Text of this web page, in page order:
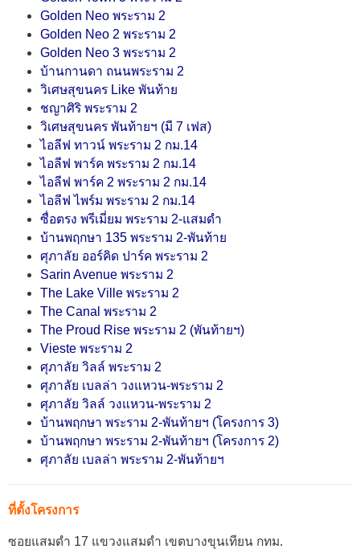
Golden Neo พระราม 2
Golden Neo 2 พระราม 2
Golden Neo 3 พระราม 2
บ้านกานดา ถนนพระราม 2
วิเศษสุขนคร Like พันท้าย
ชญาศิริ พระราม 2
วิเศษสุขนคร พันท้ายฯ (มี 7 เฟส)
ไอลีฟ ทาวน์ พระราม 2 กม.14
ไอลีฟ พาร์ค พระราม 2 กม.14
ไอลีฟ พาร์ค 2 พระราม 2 กม.14
ไอลีฟ ไพร์ม พระราม 2 กม.14
ซื่อตรง พรีเมี่ยม พระราม 2-แสมดำ
บ้านพฤกษา 135 พระราม 2-พันท้าย
ศุภาลัย ออร์คิด ปาร์ค พระราม 2
Sarin Avenue พระราม 2
The Lake Ville พระราม 2
The Canal พระราม 2
The Proud Rise พระราม 2 (พันท้ายฯ)
Vieste พระราม 2
ศุภาลัย วิลล์ พระราม 2
ศุภาลัย เบลล่า วงแหวน-พระราม 2
ศุภาลัย วิลล์ วงแหวน-พระราม 2
บ้านพฤกษา พระราม 2-พันท้ายฯ (โครงการ 3)
บ้านพฤกษา พระราม 2-พันท้ายฯ (โครงการ 2)
ศุภาลัย เบลล่า พระราม 2-พันท้ายฯ
ที่ตั้งโครงการ
ซอยแสมดำ 17 แขวงแสมดำ เขตบางขุนเทียน กทม.